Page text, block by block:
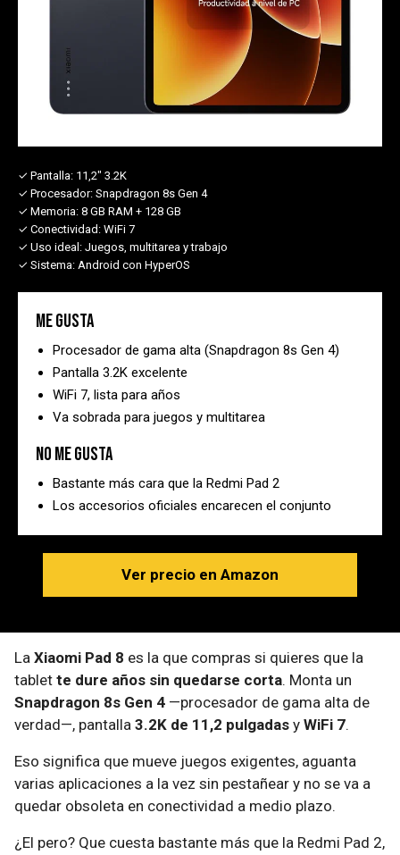
✓ Pantalla: 11,2" 3.2K
✓ Procesador: Snapdragon 8s Gen 4
✓ Memoria: 8 GB RAM + 128 GB
✓ Conectividad: WiFi 7
✓ Uso ideal: Juegos, multitarea y trabajo
✓ Sistema: Android con HyperOS
Me gusta
Procesador de gama alta (Snapdragon 8s Gen 4)
Pantalla 3.2K excelente
WiFi 7, lista para años
Va sobrada para juegos y multitarea
No me gusta
Bastante más cara que la Redmi Pad 2
Los accesorios oficiales encarecen el conjunto
Ver precio en Amazon
La Xiaomi Pad 8 es la que compras si quieres que la
tablet te dure años sin quedarse corta. Monta un
Snapdragon 8s Gen 4 —procesador de gama alta de
verdad—, pantalla 3.2K de 11,2 pulgadas y WiFi 7.
Eso significa que mueve juegos exigentes, aguanta
varias aplicaciones a la vez sin pestañear y no se va a
quedar obsoleta en conectividad a medio plazo.
¿El pero? Que cuesta bastante más que la Redmi Pad 2,